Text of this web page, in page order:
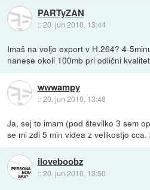
PARTyZAN
::20. jun 2010, 13:44
Imaš na voljo export v H.264? 4-
nanese okoli 100mb pri odlični
wwwampy
::20. jun 2010, 13:48
Ja, sej to imam (pod številko 3 sem
se mi zdi 5 min videa z velikostjo
iloveboobz
::20. jun 2010, 13:50